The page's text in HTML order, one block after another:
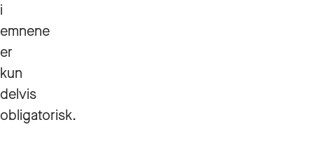
i
emnene
er
kun
delvis
obligatorisk.